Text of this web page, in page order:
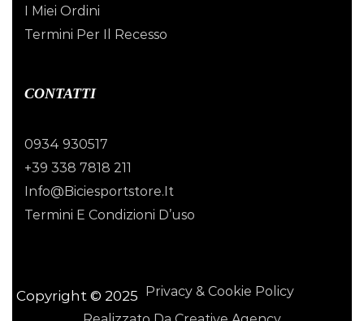
I Miei Ordini
Termini Per Il Recesso
CONTATTI
0934 930517
+39 338 7818 211
Info@biciesportstore.it
Termini E Condizioni D’uso
Copyright © 2025 Privacy & Cookie Policy